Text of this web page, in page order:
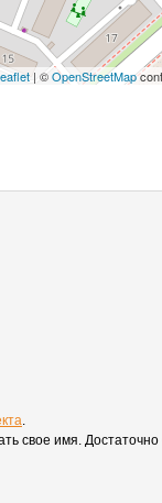
| ©OpenStreetMap
.
свое имя.